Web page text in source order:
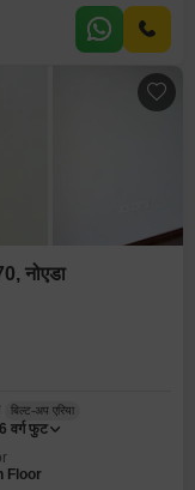
नोएडा
बिल्ट-अप एरिया
वर्ग फुट
Floor